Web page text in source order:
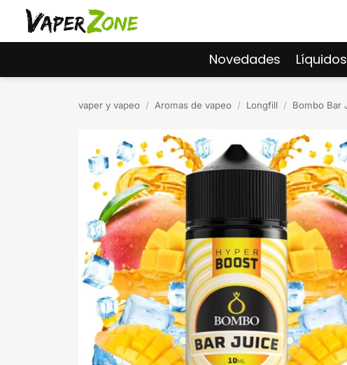
Saltar
contenido
Novedades Líquidos
vaper y vapeo / Aromas de vapeo / Longfill / Bombo Bar